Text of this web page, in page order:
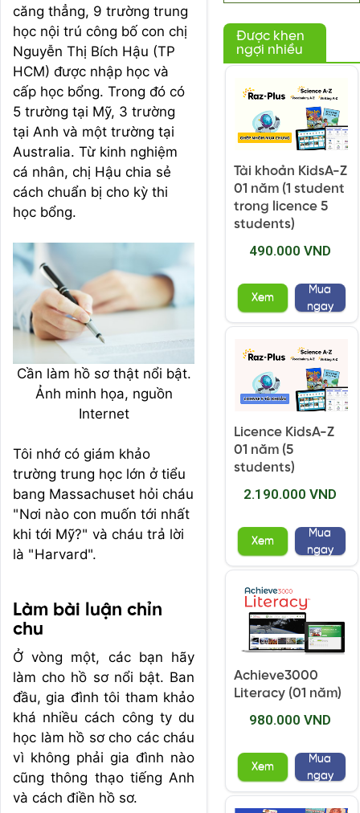
căng thẳng, 9 trường trung
học nội trú công bố con chị
Nguyễn Thị Bích Hậu (TP
HCM) được nhập học và
cấp học bổng. Trong đó có
5 trường tại Mỹ, 3 trường
tại Anh và một trường tại
Australia. Từ kinh nghiệm
cá nhân, chị Hậu chia sẻ
cách chuẩn bị cho kỳ thi
học bổng.
Cần làm hồ sơ thật nổi bật.
Ảnh minh họa, nguồn
Internet
Tôi nhớ có giám khảo
trường trung học lớn ở tiểu
bang Massachuset hỏi cháu
"Nơi nào con muốn tới nhất
khi tới Mỹ?" và cháu trả lời
là "Harvard".
Làm bài luận chỉn
chu
Ở vòng một, các bạn hãy
làm cho hồ sơ nổi bật. Ban
đầu, gia đình tôi tham khảo
khá nhiều cách công ty du
học làm hồ sơ cho các cháu
vì không phải gia đình nào
cũng thông thạo tiếng Anh
và cách điền hồ sơ.
Được khen
ngợi nhiều
Tài khoản KidsA-Z
01 năm (1 student
trong licence 5
students)
490.000 VND
Xem
Mua
ngay
Licence KidsA-Z
01 năm (5
students)
2.190.000 VND
Xem
Mua
ngay
Achieve3000
Literacy (01 năm)
980.000 VND
Xem
Mua
ngay